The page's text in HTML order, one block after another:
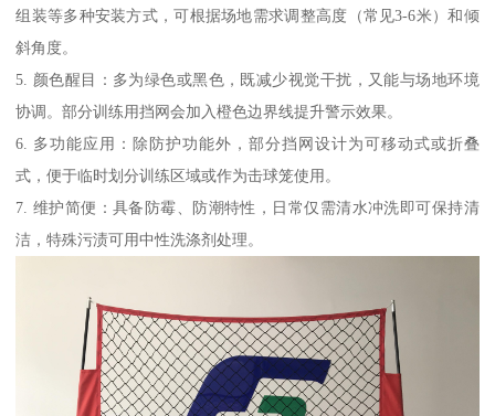
组装等多种安装方式，可根据场地需求调整高度（常见3-6米）和倾
斜角度。
5. 颜色醒目：多为绿色或黑色，既减少视觉干扰，又能与场地环境
协调。部分训练用挡网会加入橙色边界线提升警示效果。
6. 多功能应用：除防护功能外，部分挡网设计为可移动式或折叠
式，便于临时划分训练区域或作为击球笼使用。
7. 维护简便：具备防霉、防潮特性，日常仅需清水冲洗即可保持清
洁，特殊污渍可用中性洗涤剂处理。